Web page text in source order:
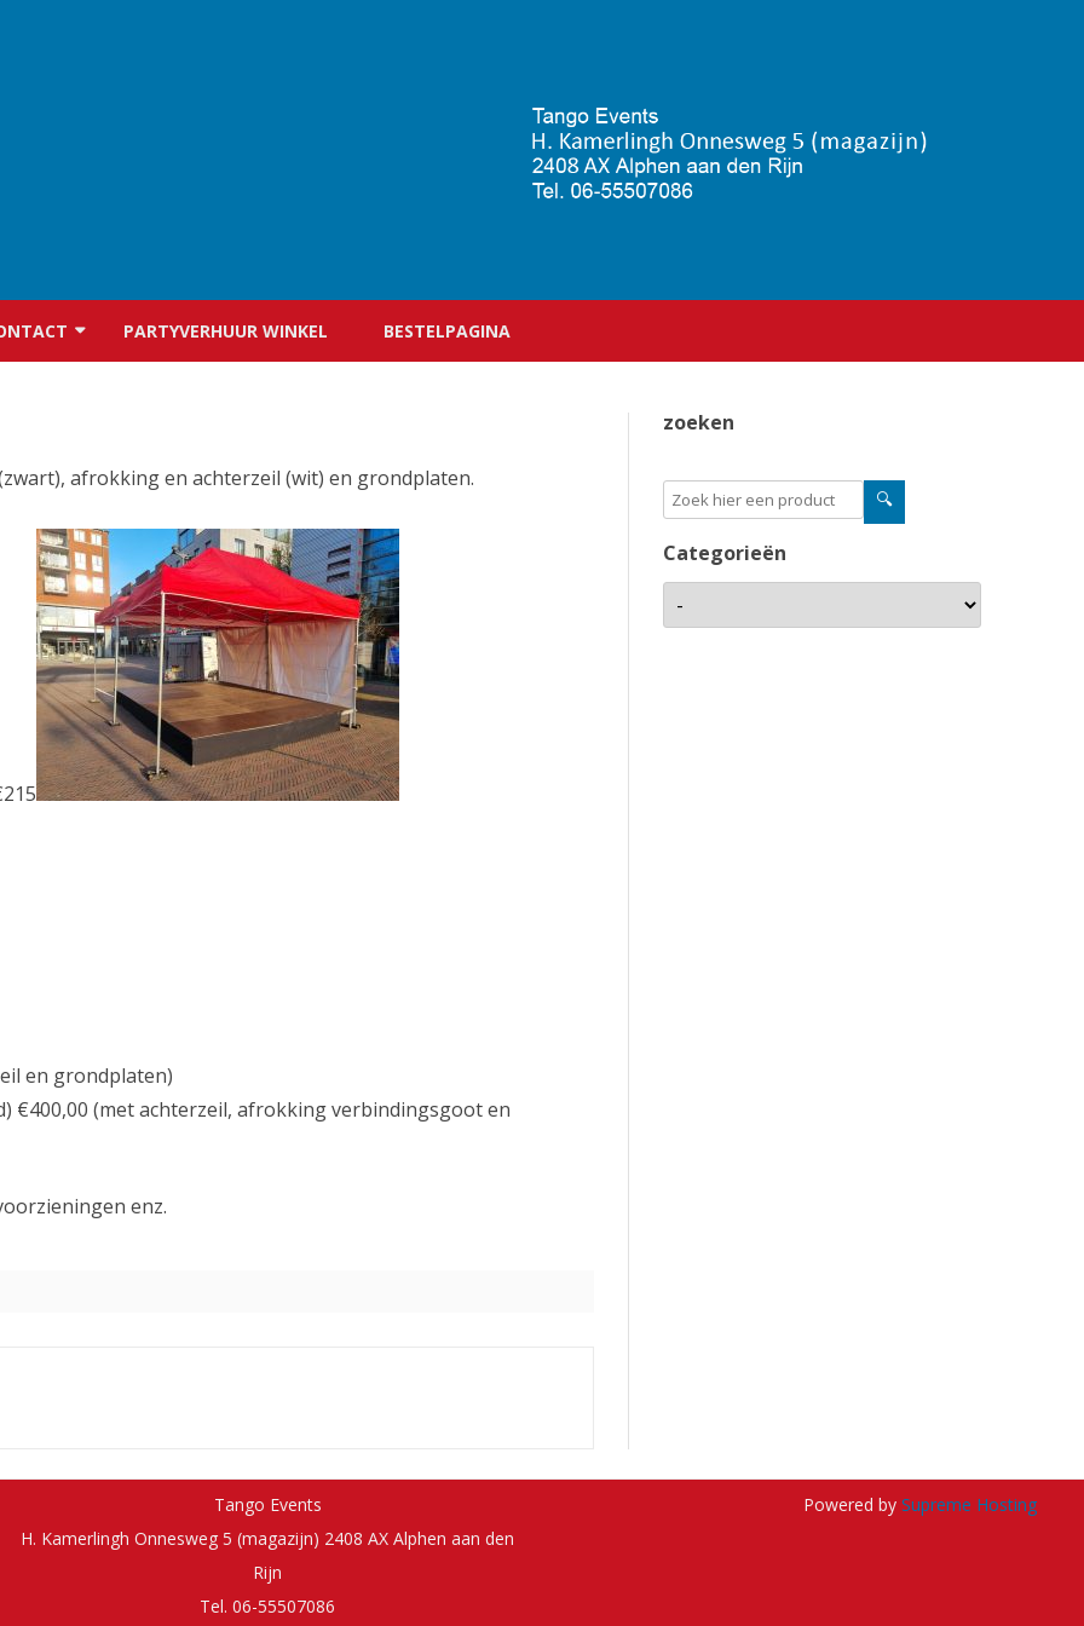
direct
de
PARTYVERHUUR WINKEL BESTELPAGINA
afrokking en achterzeil (wit) en grondplaten.
en grondplaten)
€400,00 (met achterzeil, afrokking verbindingsgoot en
enz.
zoeken
Categorieën
Tango Events
H. Kamerlingh Onnesweg 5 (magazijn) 2408 AX Alphen aan den
Rijn
Tel. 06-55507086
Powered by Supreme Hosting